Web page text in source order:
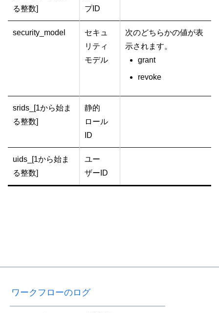
る整数]
プID
security_model
セキュ
リティ
モデル
次のどちらかの値が表
示されます。
grant
revoke
srids_[1から始ま
る整数]
静的
ロール
ID
uids_[1から始ま
る整数]
ユー
ザーID
ワークフローのログ